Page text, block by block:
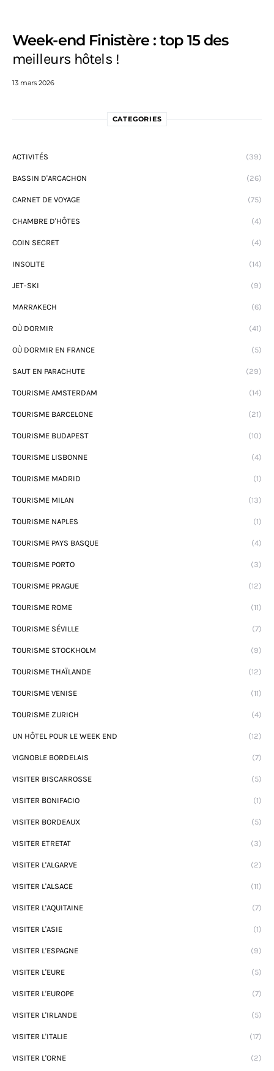
Week-end Finistère : top 15 des
meilleurs hôtels !
13 mars 2026
CATEGORIES
ACTIVITÉS (39)
BASSIN D'ARCACHON (26)
CARNET DE VOYAGE (75)
CHAMBRE D'HÔTES (4)
COIN SECRET (4)
INSOLITE (14)
JET-SKI (9)
MARRAKECH (6)
OÙ DORMIR (41)
OÙ DORMIR EN FRANCE (5)
SAUT EN PARACHUTE (29)
TOURISME AMSTERDAM (14)
TOURISME BARCELONE (21)
TOURISME BUDAPEST (10)
TOURISME LISBONNE (4)
TOURISME MADRID (1)
TOURISME MILAN (13)
TOURISME NAPLES (1)
TOURISME PAYS BASQUE (4)
TOURISME PORTO (3)
TOURISME PRAGUE (12)
TOURISME ROME (11)
TOURISME SÉVILLE (7)
TOURISME STOCKHOLM (9)
TOURISME THAÏLANDE (12)
TOURISME VENISE (11)
TOURISME ZURICH (4)
UN HÔTEL POUR LE WEEK END (12)
VIGNOBLE BORDELAIS (7)
VISITER BISCARROSSE (5)
VISITER BONIFACIO (1)
VISITER BORDEAUX (5)
VISITER ETRETAT (3)
VISITER L'ALGARVE (2)
VISITER L'ALSACE (11)
VISITER L'AQUITAINE (7)
VISITER L'ASIE (1)
VISITER L'ESPAGNE (9)
VISITER L'EURE (5)
VISITER L'EUROPE (7)
VISITER L'IRLANDE (5)
VISITER L'ITALIE (17)
VISITER L'ORNE (2)